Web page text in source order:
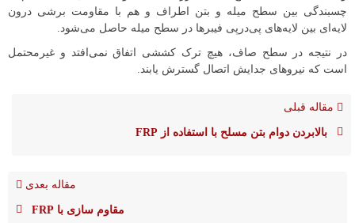
چسبندگی بین سطح میله و بتن اطراف و هم با مقاومت برشی درون
لایه‌ای بین لایه‌های پی‌درپی فیبرها در سطح میله حاصل می‌شود.
در نتیجه در سطح صاف، هیچ ترک کششی اتفاق نمی‌افتد و غیرمحتمل
است که نیروهای جدایش اتصال گسترش یابند.
مقاله قبلی
بالابردن دوام بتن مسلح با استفاده از FRP
مقاله بعدی
مقاوم سازی با FRP